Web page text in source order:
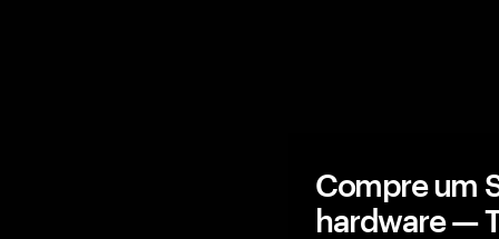
Compre um
hardware —